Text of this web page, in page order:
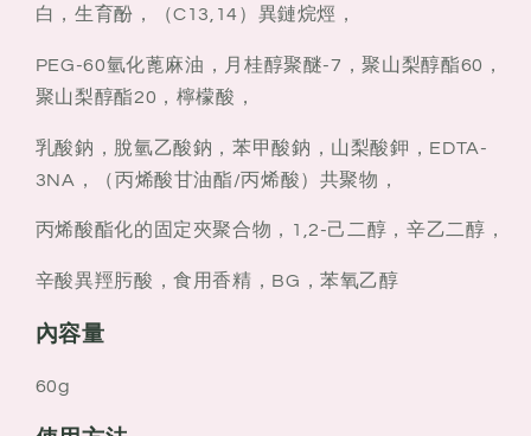
白，生育酚，（C13,14）異鏈烷烴，
PEG-60氫化蓖麻油，月桂醇聚醚-7，聚山梨醇酯60，
聚山梨醇酯20，檸檬酸，
乳酸鈉，脫氫乙酸鈉，苯甲酸鈉，山梨酸鉀，EDTA-
3NA，（丙烯酸甘油酯/丙烯酸）共聚物，
丙烯酸酯化的固定夾聚合物，1,2-己二醇，辛乙二醇，
辛酸異羥肟酸，食用香精，BG，苯氧乙醇
內容量
60g